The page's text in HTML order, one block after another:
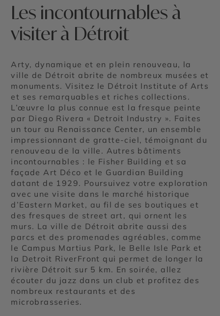
Les incontournables à
visiter à Détroit
Arty, dynamique et en plein renouveau, la
ville de Détroit abrite de nombreux musées et
monuments. Visitez le Détroit Institute of Arts
et ses remarquables et riches collections.
L’œuvre la plus connue est la fresque peinte
par Diego Rivera « Detroit Industry ». Faites
un tour au Renaissance Center, un ensemble
impressionnant de gratte-ciel, témoignant du
renouveau de la ville. Autres bâtiments
incontournables : le Fisher Building et sa
façade Art Déco et le Guardian Building
datant de 1929. Poursuivez votre exploration
avec une visite dans le marché historique
d’Eastern Market, au fil de ses boutiques et
des fresques de street art, qui ornent les
murs. La ville de Détroit abrite aussi des
parcs et des promenades agréables, comme
le Campus Martius Park, le Belle Isle Park et
la Detroit RiverFront qui permet de longer la
rivière Détroit sur 5 km. En soirée, allez
écouter du jazz dans un club et profitez des
nombreux restaurants et des
microbrasseries.